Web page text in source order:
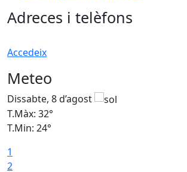
Adreces i telèfons
Accedeix
Meteo
Dissabte, 8 d’agost
T.Màx: 32°
T.Min: 24°
1
2